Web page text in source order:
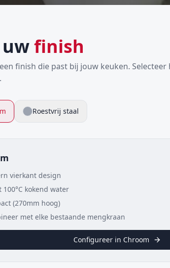
uwfinish
finish die past bij jouw keuken.
Roestvrij staal
vierkant design
100°C kokend water
(270mm hoog)
met elke bestaande mengkraan
Configureer in Chroom